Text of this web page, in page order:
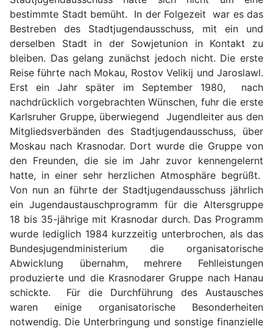
bestimmte Stadt bemüht. In der Folgezeit war es das
Bestreben des Stadtjugendausschuss, mit ein und
derselben Stadt in der Sowjetunion in Kontakt zu
bleiben. Das gelang zunächst jedoch nicht. Die erste
Reise führte nach Mokau, Rostov Velikij und Jaroslawl.
Erst ein Jahr später im September 1980, nach
nachdrücklich vorgebrachten Wünschen, fuhr die erste
Karlsruher Gruppe, überwiegend Jugendleiter aus den
Mitgliedsverbänden des Stadtjugendausschuss, über
Moskau nach Krasnodar. Dort wurde die Gruppe von
den Freunden, die sie im Jahr zuvor kennengelernt
hatte, in einer sehr herzlichen Atmosphäre begrüßt.
Von nun an führte der Stadtjugendausschuss jährlich
ein Jugendaustauschprogramm für die Altersgruppe
18 bis 35-jährige mit Krasnodar durch. Das Programm
wurde lediglich 1984 kurzzeitig unterbrochen, als das
Bundesjugendministerium die organisatorische
Abwicklung übernahm, mehrere Fehlleistungen
produzierte und die Krasnodarer Gruppe nach Hanau
schickte. Für die Durchführung des Austausches
waren einige organisatorische Besonderheiten
notwendig. Die Unterbringung und sonstige finanzielle